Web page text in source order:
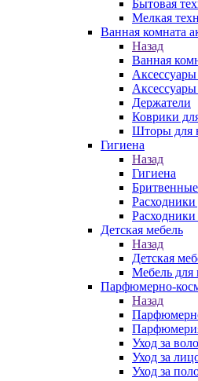
Бытовая
Мелкая
Ванная комната
Назад
Ванная
Аксессуары
Держатели
Коврики
Шторы для
Гигиена
Назад
Гигиена
Расходники
Детская мебель
Назад
Детская
Мебель для
Парфюмерно-
Назад
Уход за
Уход за
Уход за